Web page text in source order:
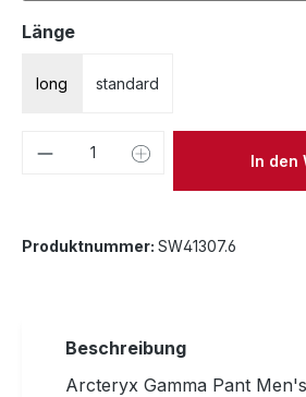
Längeauswählen
long standard
Produkt Anzahl: GibIn den
Produktnummer: SW41307.6
Beschreibung
Arcteryx Gamma Pant